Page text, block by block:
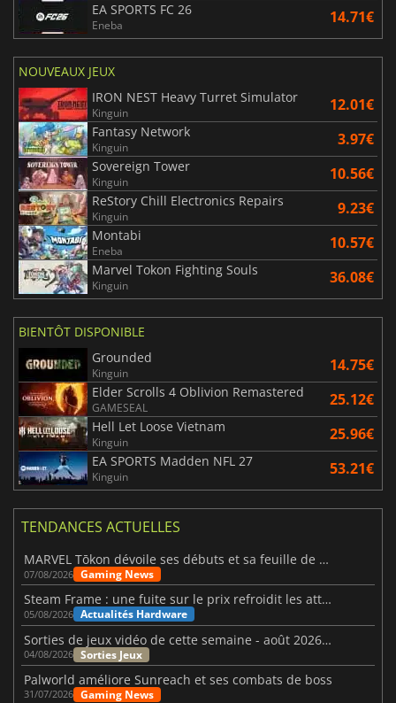
EA SPORTS FC 26
Eneba 14.71€
NOUVEAUX JEUX
IRON NEST Heavy Turret Simulator
Kinguin 12.01€
Fantasy Network
Kinguin 3.97€
Sovereign Tower
Kinguin 10.56€
ReStory Chill Electronics Repairs
Kinguin 9.23€
Montabi
Eneba 10.57€
Marvel Tokon Fighting Souls
Kinguin 36.08€
BIENTÔT DISPONIBLE
Grounded
Kinguin 14.75€
Elder Scrolls 4 Oblivion Remastered
GAMESEAL 25.12€
Hell Let Loose Vietnam
Kinguin 25.96€
EA SPORTS Madden NFL 27
Kinguin 53.21€
TENDANCES ACTUELLES
MARVEL Tōkon dévoile ses débuts et sa feuille de route
07/08/2026 Gaming News
Steam Frame : une fuite sur le prix refroidit les attentes VR
05/08/2026 Actualités Hardware
Sorties de jeux vidéo de cette semaine - août 2026 (semaine 32)
04/08/2026 Sorties Jeux
Palworld améliore Sunreach et ses combats de boss
31/07/2026 Gaming News